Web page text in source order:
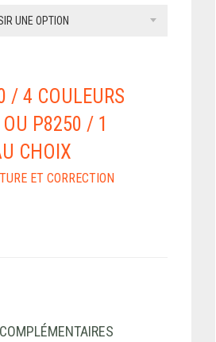
UNE OPTION
/ 4 COULEURS
P8250 / 1
CHOIX
ET CORRECTION